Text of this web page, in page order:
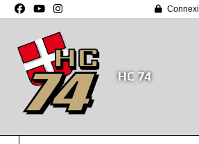
HC 74
Panneau de gestion des cookies